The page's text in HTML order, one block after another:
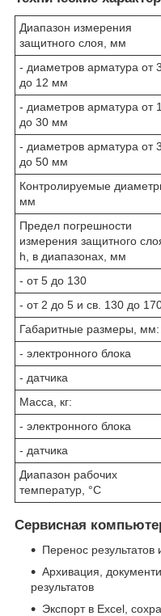
Диапазон измерения
защитного слоя, мм
- диаметров арматура от 3
до 12 мм
- диаметров арматура от
до 30 мм
- диаметров арматура от
до 50 мм
Контролируемые
мм
Предел погрешности
измерения защитного
h, в диапазонах, мм
- от 5 до 130
- от 2 до 5 и св. 130 до
Габаритные размеры, мм:
- электронного блока
- датчика
Масса, кг:
- электронного блока
- датчика
Диапазон рабочих
температур, °С
Сервисная
Перенос
Архивация,
результатов
Экспорт в Excel,